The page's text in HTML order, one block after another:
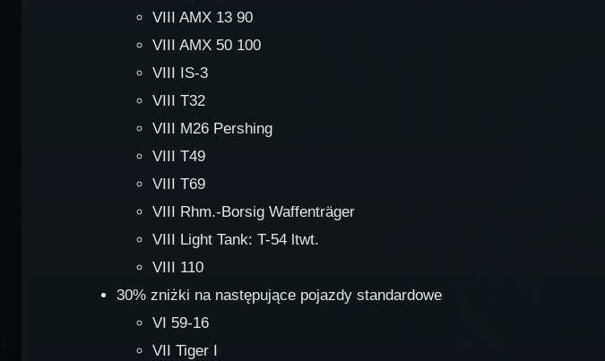
VIII AMX 13 90
VIII AMX 50 100
VIII IS-3
VIII T32
VIII M26 Pershing
VIII T49
VIII T69
VIII Rhm.-Borsig Waffenträger
VIII Light Tank: T-54 ltwt.
VIII 110
30% zniżki na następujące pojazdy standardowe
VI 59-16
VII Tiger I